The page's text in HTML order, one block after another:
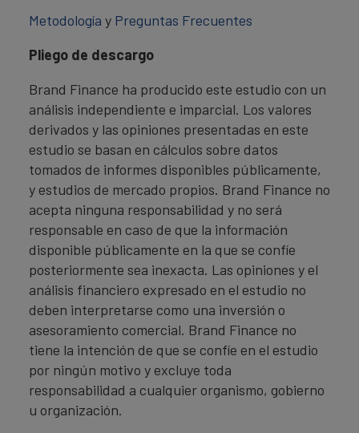
Metodología y Preguntas Frecuentes
Pliego de descargo
Brand Finance ha producido este estudio con un
análisis independiente e imparcial. Los valores
derivados y las opiniones presentadas en este
estudio se basan en cálculos sobre datos
tomados de informes disponibles públicamente,
y estudios de mercado propios. Brand Finance no
acepta ninguna responsabilidad y no será
responsable en caso de que la información
disponible públicamente en la que se confíe
posteriormente sea inexacta. Las opiniones y el
análisis financiero expresado en el estudio no
deben interpretarse como una inversión o
asesoramiento comercial. Brand Finance no
tiene la intención de que se confíe en el estudio
por ningún motivo y excluye toda
responsabilidad a cualquier organismo, gobierno
u organización.